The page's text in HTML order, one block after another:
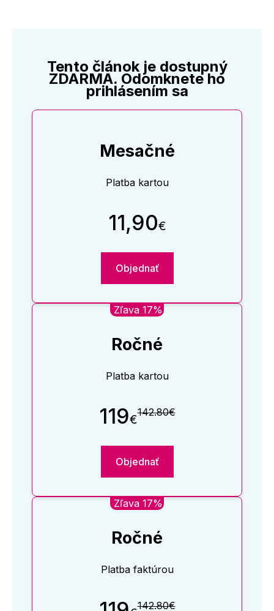
Tento článok je dostupný
ZDARMA. Odomknete ho
prihlásením sa
Mesačné
Platba kartou
11,90€
Objednať
Zľava 17%
Ročné
Platba kartou
119€142.80€
Objednať
Zľava 17%
Ročné
Platba faktúrou
142.80€